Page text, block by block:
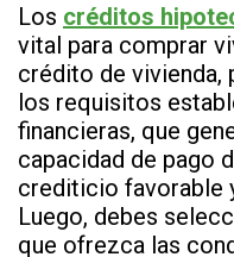
Los créditos
vital para comprar
crédito de vivienda,
los requisitos
financieras, que
capacidad de pago
crediticio favorable
Luego, debes
que ofrezca las